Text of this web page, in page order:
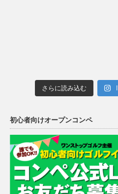
さらに読み込む
初心者向けオープンコンペ